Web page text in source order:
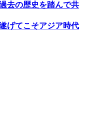
去の歴史を踏んで共
げてこそアジア時代